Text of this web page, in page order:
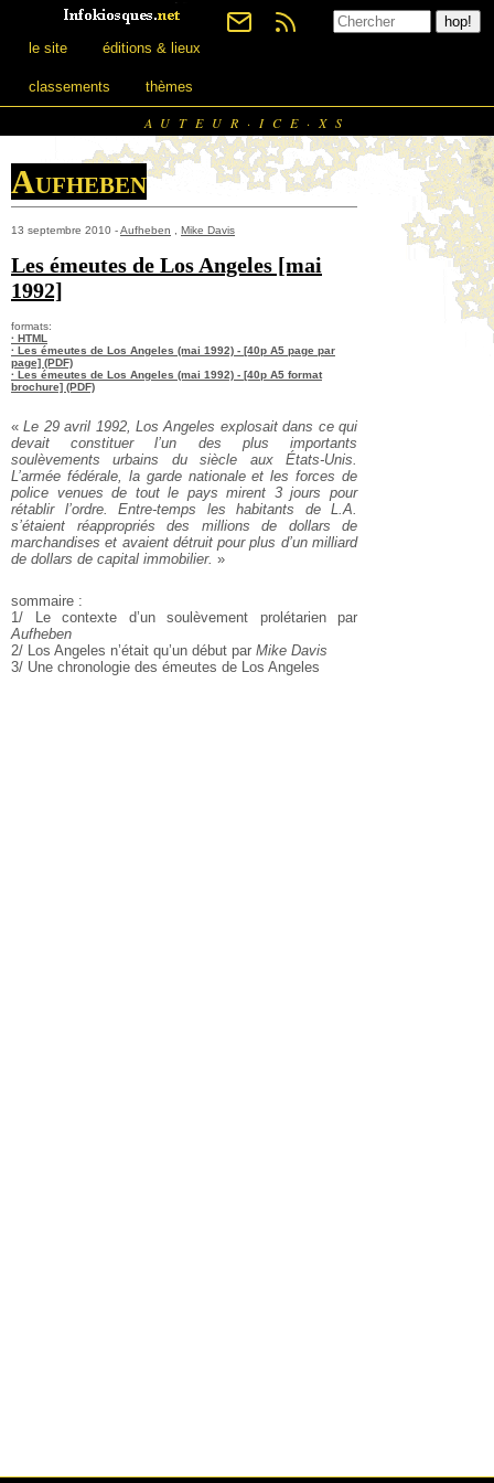
le site éditions & lieux
classements thèmes
AUTEUR·ICE·XS
Aufheben
13 septembre 2010 -Aufheben Mike Davis
Les émeutes de Los Angeles [mai
1992]
formats:
· HTML
· Les émeutes de Los Angeles (mai 1992) - [40p A5 page par
page] (PDF)
· Les émeutes de Los Angeles (mai 1992) - [40p A5 format
brochure] (PDF)
«Le 29 avril 1992, Los Angeles explosait dans ce qui
devait constituer l’un des plus importants
soulèvements urbains du siècle aux États-Unis.
L’armée fédérale, la garde nationale et les forces de
police venues de tout le pays mirent 3 jours pour
rétablir l’ordre. Entre-temps les habitants de L.A.
s’étaient réappropriés des millions de dollars de
marchandises et avaient détruit pour plus d’un milliard
de dollars de capital immobilier. »
sommaire :
1/ Le contexte d’un soulèvement prolétarien par
Aufheben
2/ Los Angeles n’était qu’un début par Mike Davis
3/ Une chronologie des émeutes de Los Angeles